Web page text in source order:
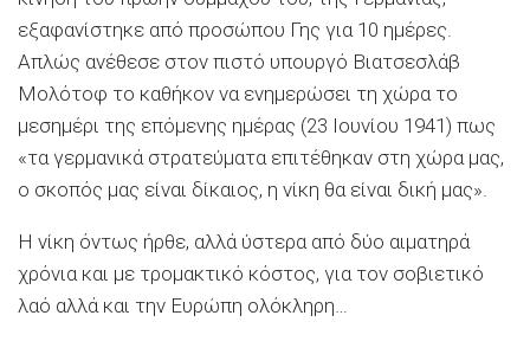
εξαφανίστηκε από προσώπου Γης για 10 ημέρες.
Απλώς ανέθεσε στον πιστό υπουργό Βιατσεσλάβ
Μολότοφ το καθήκον να ενημερώσει τη χώρα το
μεσημέρι της επόμενης ημέρας (23 Ιουνίου 1941) πως
«τα γερμανικά στρατεύματα επιτέθηκαν στη χώρα μας,
ο σκοπός μας είναι δίκαιος, η νίκη θα είναι δική μας».
Η νίκη όντως ήρθε, αλλά ύστερα από δύο αιματηρά
χρόνια και με τρομακτικό κόστος, για τον σοβιετικό
λαό αλλά και την Ευρώπη ολόκληρη…